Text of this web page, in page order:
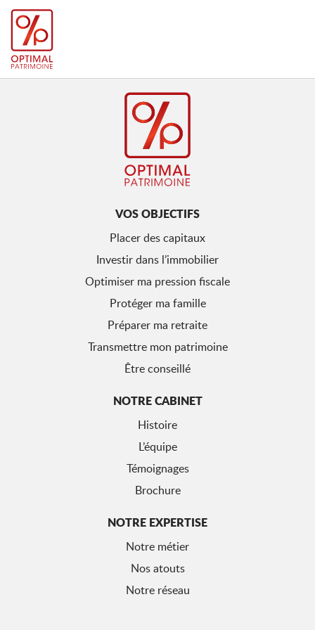
VOS OBJECTIFS
Placer des capitaux
Investir dans l’immobilier
Optimiser ma pression fiscale
Protéger ma famille
Préparer ma retraite
Transmettre mon patrimoine
Être conseillé
NOTRE CABINET
Histoire
L’équipe
Témoignages
Brochure
NOTRE EXPERTISE
Notre métier
Nos atouts
Notre réseau